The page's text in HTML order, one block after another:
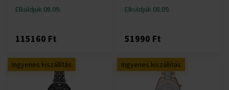
Elküldjük 08.09.
115160 Ft
Elküldjük 08.09.
51990 Ft
Ingyenes kiszállítás Ingyenes kiszállítás